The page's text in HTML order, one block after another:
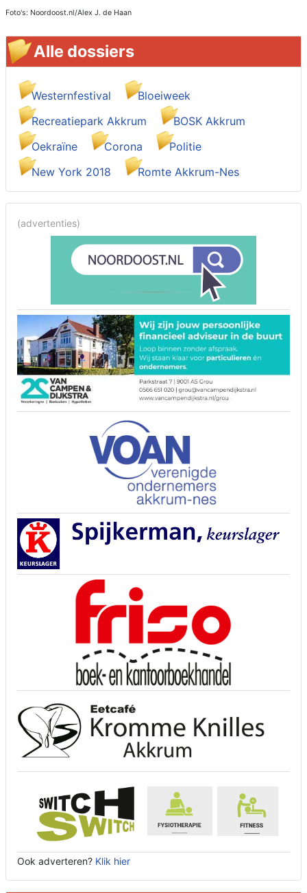
Foto's: Noordoost.nl/Alex J. de Haan
Alle dossiers
Westernfestival
Bloeiweek
Recreatiepark Akkrum
BOSK Akkrum
Oekraïne
Corona
Politie
New York 2018
Romte Akkrum-Nes
(advertenties)
Ook adverteren? Klik hier